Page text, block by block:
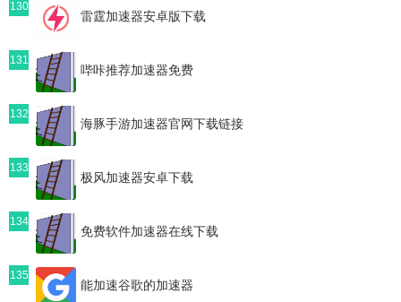
130
雷霆加速器安卓版下载
131
哔咔推荐加速器免费
132
海豚手游加速器官网下载链接
133
极风加速器安卓下载
134
免费软件加速器在线下载
135
能加速谷歌的加速器